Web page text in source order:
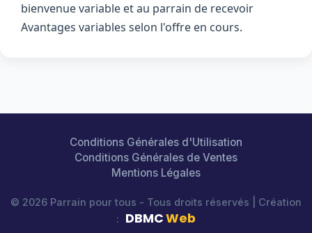
bienvenue variable et au parrain de recevoir
Avantages variables selon l'offre en cours.
Conditions Générales d'Utilisation
Conditions Générales de Ventes
Mentions Légales
© 2026 Parrain pour tous - Tous droits réservés | Création
:
DBMCWeb